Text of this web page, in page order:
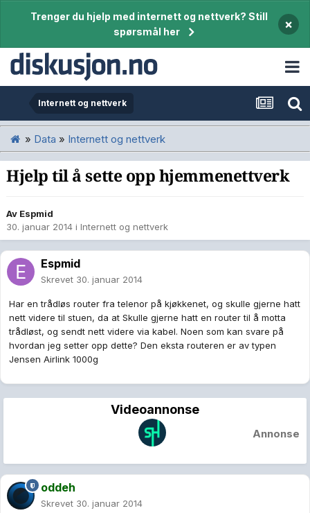
Trenger du hjelp med internett og nettverk? Still
spørsmål her
×
Internett og nettverk
» Data » Internett og nettverk
Hjelp til å sette opp hjemmenettverk
Av Espmid
30. januar 2014 i Internett og nettverk
Espmid
Skrevet 30. januar 2014
Har en trådløs router fra telenor på kjøkkenet, og skulle gjerne hatt
nett videre til stuen, da at Skulle gjerne hatt en router til å motta
trådløst, og sendt nett videre via kabel. Noen som kan svare på
hvordan jeg setter opp dette? Den eksta routeren er av typen
Jensen Airlink 1000g
Videoannonse
Annonse
oddeh
Skrevet 30. januar 2014